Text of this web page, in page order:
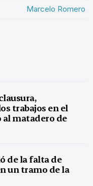
Marcelo Romero
trabajos en el
matadero de
de la falta de
un tramo de la